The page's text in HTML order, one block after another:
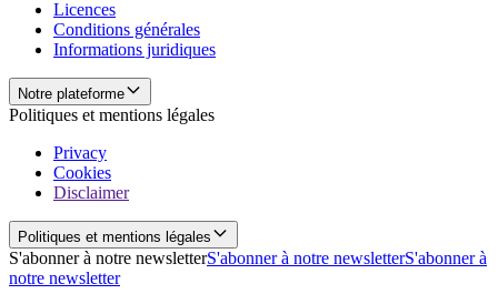
Licences
Conditions générales
Informations juridiques
Notre plateforme
Politiques et mentions légales
Privacy
Cookies
Disclaimer
Politiques et mentions légales
S'abonner à notre newsletterS'abonner à notre newsletterS'abonner à
notre newsletter